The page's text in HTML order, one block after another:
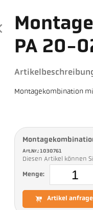
PA 20-
Montagekombination
Art.Nr.: 1030761
Diesen Artikel können
Menge:
Artikel